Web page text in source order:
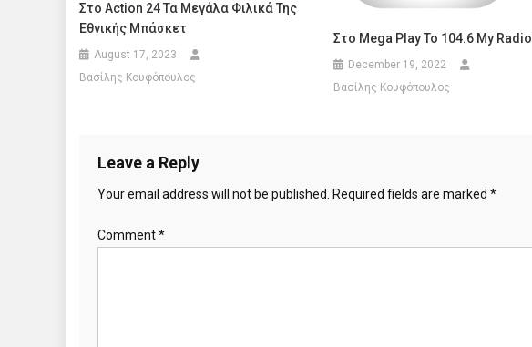
Στο Action 24 Τα Μεγάλα Φιλικά Της
Εθνικής Μπάσκετ
August 17, 2023
Βασίλης Κουφόπουλος
Στο Mega Play Το 104.6 My Radio
December 19, 2022
Βασίλης Κουφόπουλος
Leave a Reply
Your email address will not be published. Required fields are marked *
Comment*